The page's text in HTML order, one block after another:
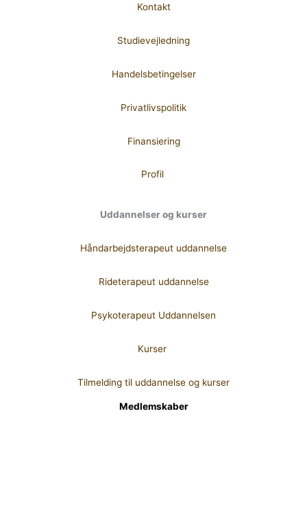
Kontakt
Studievejledning
Handelsbetingelser
Privatlivspolitik
Finansiering
Profil
Uddannelser og kurser
Håndarbejdsterapeut uddannelse
Rideterapeut uddannelse
Psykoterapeut Uddannelsen
Kurser
Tilmelding til uddannelse og kurser
Medlemskaber